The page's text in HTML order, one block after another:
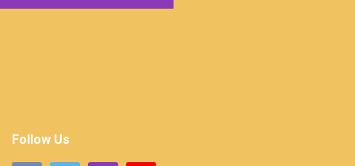
Follow Us